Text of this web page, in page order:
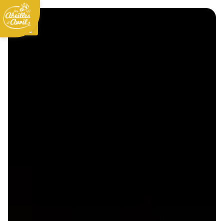
Panneau de gestion des cookies